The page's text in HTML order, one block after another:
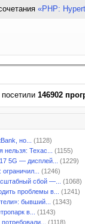
«PHP:
146902
но...
(1128)
Техас...
(1155)
5G — дисплей...
(1229)
(1246)
сбой —...
(1068)
проблемы в...
(1241)
бывший...
(1343)
в...
(1143)
(1118)